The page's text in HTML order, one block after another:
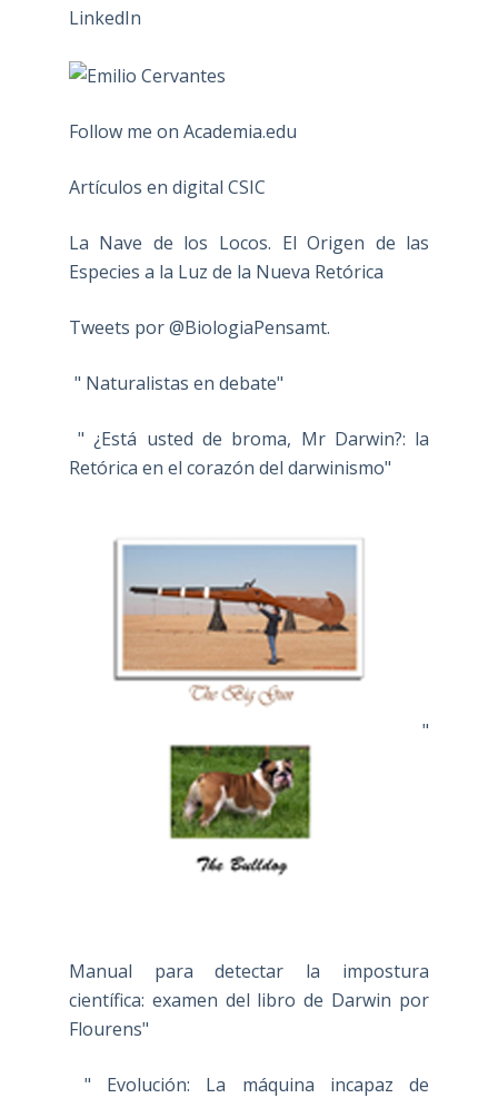
Follow me on Academia.edu
Artículos en digital CSIC
La Nave de los Locos. El Origen de las
Especies a la Luz de la Nueva Retórica
Tweets por @BiologiaPensamt.
" Naturalistas en debate"
" ¿Está usted de broma, Mr Darwin?: la
Retórica en el corazón del darwinismo"
"
Manual para detectar la impostura
científica: examen del libro de Darwin por
Flourens"
" Evolución: La máquina incapaz de